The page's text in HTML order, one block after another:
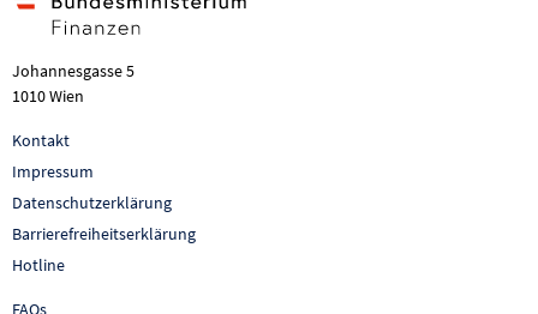
Johannesgasse 5
1010 Wien
Kontakt
Impressum
Datenschutzerklärung
Barrierefreiheitserklärung
Hotline
FAQs